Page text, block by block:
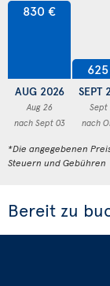
830 €
AUG 2026
Aug 26
nach Sept 03
SEPT
Sept
nach
*Die angegebenen
Steuern und Gebühren
Bereit zu